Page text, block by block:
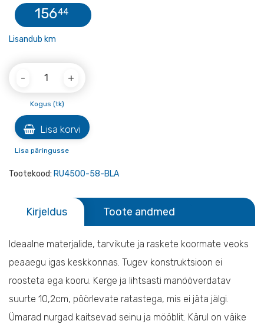
15644
Lisandub km
Quantity
Kogus (tk)
Lisa korvi
Lisa päringusse
Tootekood: RU4500-58-BLA
Kirjeldus Toote andmed
Ideaalne materjalide, tarvikute ja raskete koormate veoks
peaaegu igas keskkonnas. Tugev konstruktsioon ei
roosteta ega kooru. Kerge ja lihtsasti manööverdatav
suurte 10,2cm, pöörlevate ratastega, mis ei jäta jälgi.
Ümarad nurgad kaitsevad seinu ja mööblit. Kärul on väike